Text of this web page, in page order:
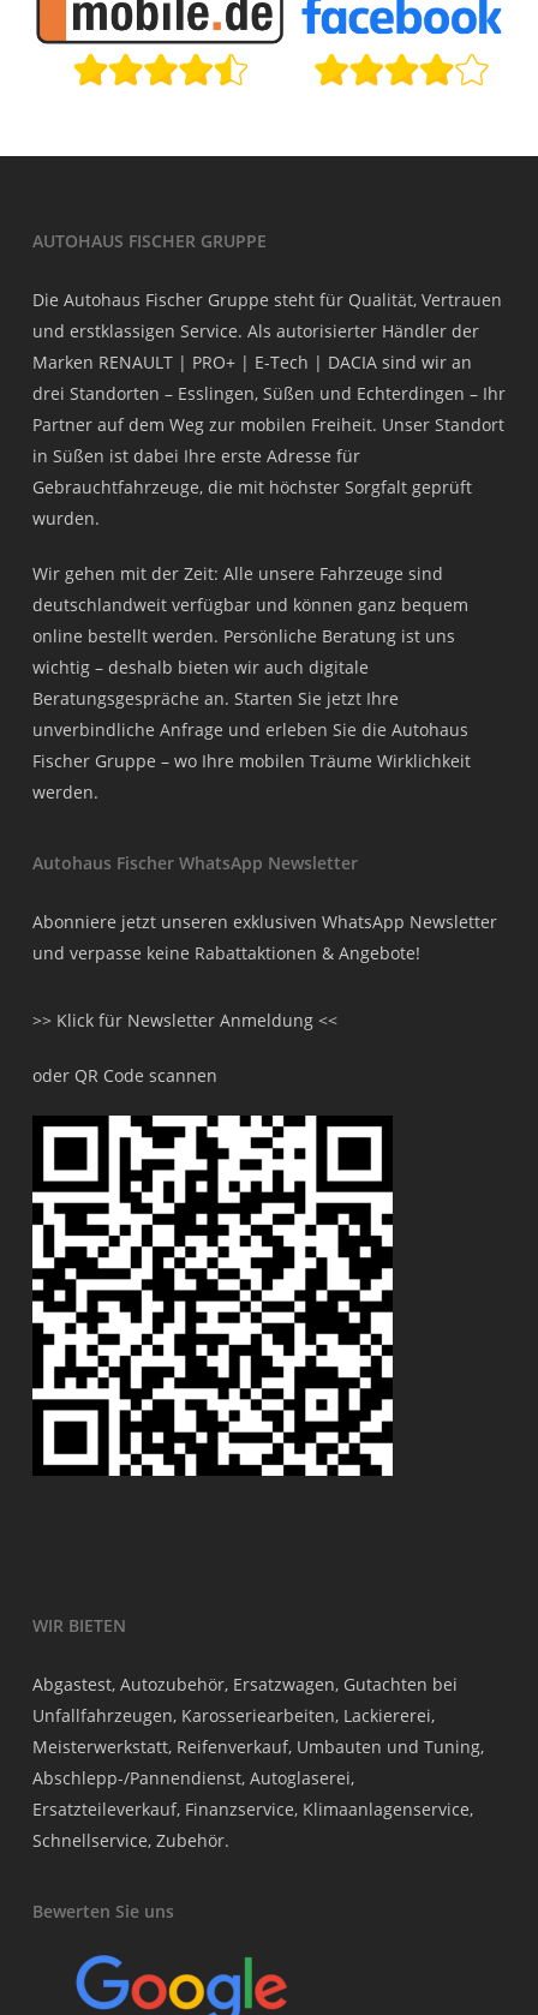
AUTOHAUS FISCHER GRUPPE
Die Autohaus Fischer Gruppe steht für Qualität, Vertrauen
und erstklassigen Service. Als autorisierter Händler der
Marken RENAULT | PRO+ | E-Tech | DACIA sind wir an
drei Standorten – Esslingen, Süßen und Echterdingen – Ihr
Partner auf dem Weg zur mobilen Freiheit. Unser Standort
in Süßen ist dabei Ihre erste Adresse für
Gebrauchtfahrzeuge, die mit höchster Sorgfalt geprüft
wurden.
Wir gehen mit der Zeit: Alle unsere Fahrzeuge sind
deutschlandweit verfügbar und können ganz bequem
online bestellt werden. Persönliche Beratung ist uns
wichtig – deshalb bieten wir auch digitale
Beratungsgespräche an. Starten Sie jetzt Ihre
unverbindliche Anfrage und erleben Sie die Autohaus
Fischer Gruppe – wo Ihre mobilen Träume Wirklichkeit
werden.
Autohaus Fischer WhatsApp Newsletter
Abonniere jetzt unseren exklusiven WhatsApp Newsletter
und verpasse keine Rabattaktionen & Angebote!
>> Klick für Newsletter Anmeldung <<
oder QR Code scannen
WIR BIETEN
Abgastest, Autozubehör, Ersatzwagen, Gutachten bei
Unfallfahrzeugen, Karosseriearbeiten, Lackiererei,
Meisterwerkstatt, Reifenverkauf, Umbauten und Tuning,
Abschlepp-/Pannendienst, Autoglaserei,
Ersatzteileverkauf, Finanzservice, Klimaanlagenservice,
Schnellservice, Zubehör.
Bewerten Sie uns